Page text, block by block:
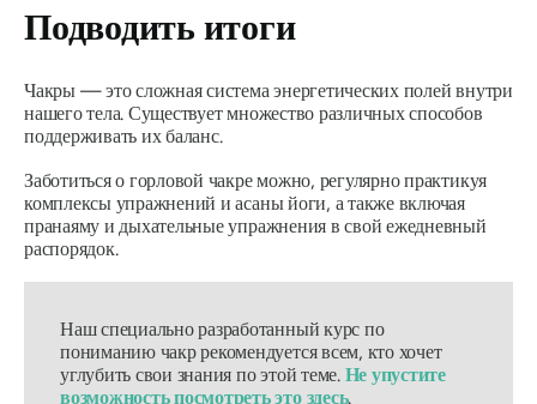
Подводить итоги
Чакры — это сложная система энергетических полей внутри
нашего тела. Существует множество различных способов
поддерживать их баланс.
Заботиться о горловой чакре можно, регулярно практикуя
комплексы упражнений и асаны йоги, а также включая
пранаяму и дыхательные упражнения в свой ежедневный
распорядок.
Наш специально разработанный курс по
пониманию чакр рекомендуется всем, кто хочет
углубить свои знания по этой теме. Не упустите
возможность посмотреть это здесь.